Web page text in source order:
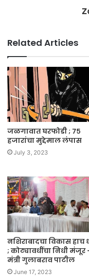
Related Articles
जळगावात घरफोडी ; ७५
हजारांचा मुद्देमाल लंपास
July 3, 2023
नशिराबादचा विकास हाच
; कोट्यावधींचा निधी मंजूर
मंत्री गुलाबराव पाटील
June 17, 2023